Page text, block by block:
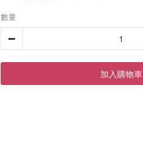
數量
加入購物車